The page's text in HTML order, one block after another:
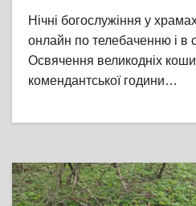
Нічні богослужіння у
онлайн по телебаченню і в
Освячення великодніх
комендантської години…